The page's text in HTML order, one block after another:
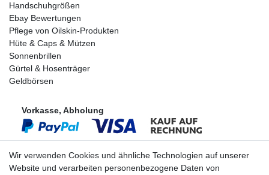
Handschuhgrößen
Ebay Bewertungen
Pflege von Oilskin-Produkten
Hüte & Caps & Mützen
Sonnenbrillen
Gürtel & Hosenträger
Geldbörsen
Vorkasse, Abholung
Wir verwenden Cookies und ähnliche Technologien auf unserer
Website und verarbeiten personenbezogene Daten von